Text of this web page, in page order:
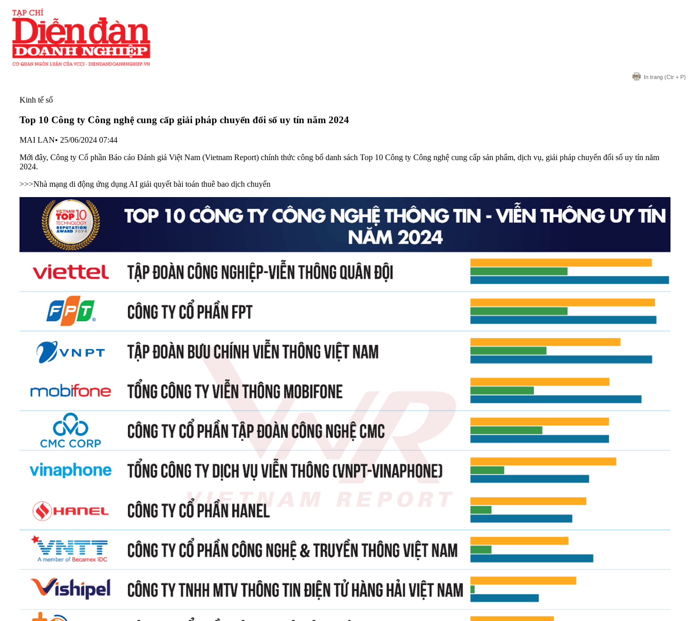
In trang (Ctr + P)
Kinh tế số
Top 10 Công ty Công nghệ cung cấp giải pháp chuyển đổi số uy tín năm 2024
MAI LAN• 25/06/2024 07:44
Mới đây, Công ty Cổ phần Báo cáo Đánh giá Việt Nam (Vietnam Report) chính thức công bố danh sách Top 10 Công ty Công nghệ cung cấp sản phẩm, dịch vụ, giải pháp chuyển đổi số uy tín năm
2024.
>>>Nhà mạng di động ứng dụng AI giải quyết bài toán thuê bao dịch chuyển